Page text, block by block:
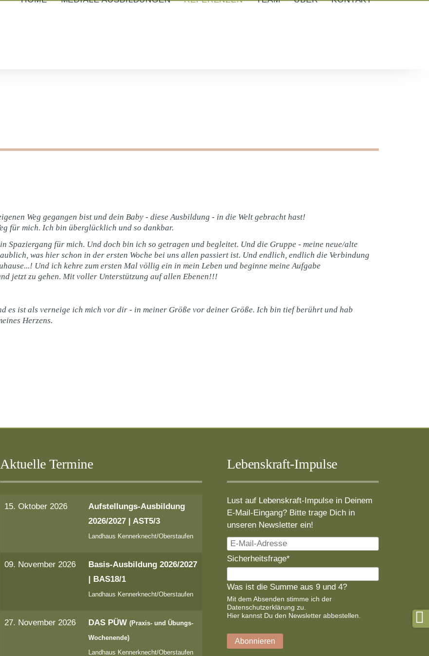
Weg gegangen bist und dein Baby - diese Ausbildung - in die Welt gebracht hast!
für mich. Ich bin überglücklich und so dankbar.
Spaziergang für mich. Und doch bin ich so getragen und begleitet. Und die Gruppe - meine neue/alte
was hier schon in der ersten Woche bei uns allen passiert ist. Und endlich, endlich die Verbindung
Und ich kehre zum ersten Mal völlig ein in mein Leben und beginne meine Aufgabe
jetzt zu gehen. Mit voller Unterstützung auf allen Ebenen!!!
es ist als verneige ich mich vor dir - in meiner Größe vor deiner Größe. Ich bin tief berührt und hab
Herzens.
Aktuelle Termine
15. Oktober 2026
Aufstellungs-Ausbildung
2026/2027 | AST5/3
Landhaus Kennerknecht/Oberstaufen
09. November 2026
Basis-Ausbildung 2026/2027
| BAS18/1
Landhaus Kennerknecht/Oberstaufen
27. November 2026 DAS PÜW (Praxis- und Übungs-
Wochenende)
Landhaus Kennerknecht/Oberstaufen
Lebenskraft-Impulse
Lust auf Lebenskraft-Impulse in Deinem
E-Mail-Eingang? Bitte trage Dich in
unseren Newsletter ein!
E-
Mail-
Adresse
Pflichtfeld
Sicherheitsfrage*
Was ist die Summe aus 9 und 4?
Mit dem Absenden stimme ich der
Datenschutzerklärung zu.
Hier kannst Du den Newsletter abbestellen.
Abonnieren